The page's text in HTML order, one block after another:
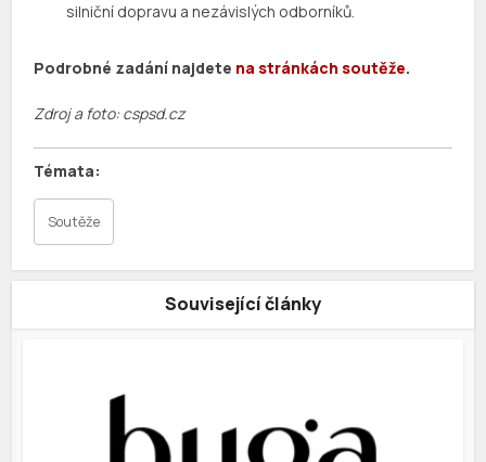
silniční dopravu a nezávislých odborníků.
Podrobné zadání najdete na stránkách soutěže.
Zdroj a foto: cspsd.cz
Soutěže
Související články